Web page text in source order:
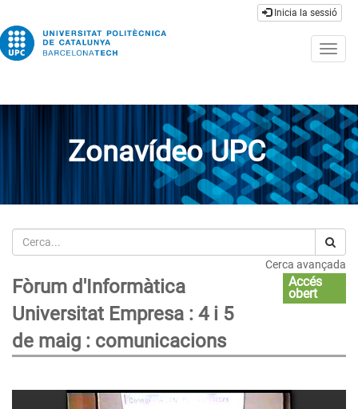
Inicia la sessió
Zonavídeo UPC
Cerca
Cerca avançada
Fòrum d'Informàtica
Universitat Empresa : 4 i 5
de maig : comunicacions
Accés
obert